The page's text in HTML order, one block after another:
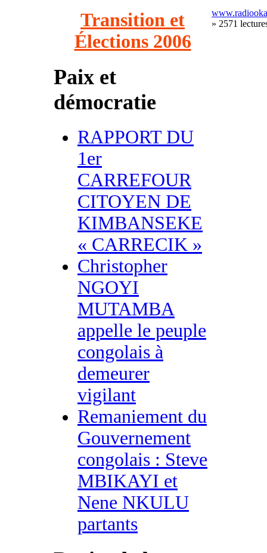
Transition et
Élections 2006
Paix et
démocratie
RAPPORT DU
1er
CARREFOUR
CITOYEN DE
KIMBANSEKE
« CARRECIK »
Christopher
NGOYI
MUTAMBA
appelle le peuple
congolais à
demeurer
vigilant
Remaniement du
Gouvernement
congolais : Steve
MBIKAYI et
Nene NKULU
partants
» 2571